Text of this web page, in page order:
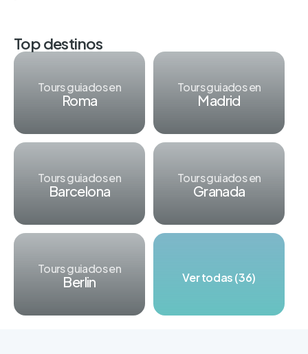
Top destinos
Tours guiados en
Roma
Tours guiados en
Madrid
Tours guiados en
Barcelona
Tours guiados en
Granada
Tours guiados en
Berlin Ver todas (36)